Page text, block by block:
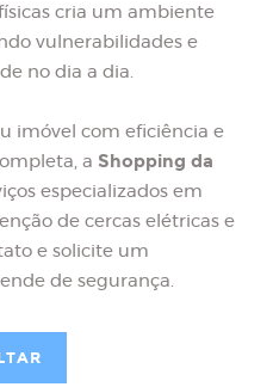
cria um ambiente
vulnerabilidades e
no dia a dia.
imóvel com eficiência e
a Shopping da
especializados em
de cercas elétricas e
e solicite um
de segurança.